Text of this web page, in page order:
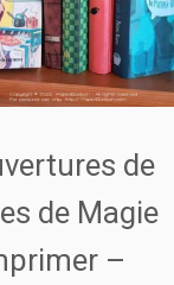
de
de Magie
–